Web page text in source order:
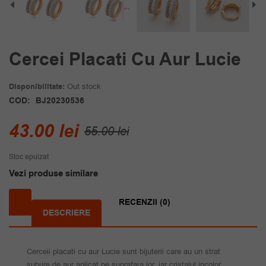
Cercei Placati Cu Aur Lucie
Disponibilitate: Out stock
COD: BJ20230536
55.00leiPrețul
55.00 lei.
43.00 lei
Prețul
Stoc epuizat
Vezi produse similare
DESCRIERE
RECENZII (0)
Cerceii placati cu aur Lucie sunt bijuterii care au un strat